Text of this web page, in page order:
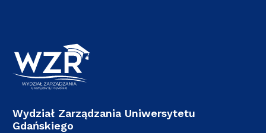
Wydział Zarządzania Uniwersytetu
Gdańskiego